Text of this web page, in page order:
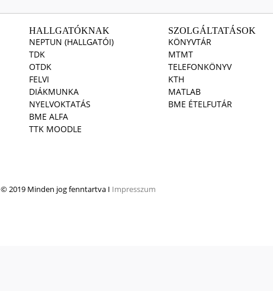
© 2019 Minden jog fenntartva I Impresszum
HALLGATÓKNAK
NEPTUN (HALLGATÓI)
TDK
OTDK
FELVI
DIÁKMUNKA
NYELVOKTATÁS
BME ALFA
TTK MOODLE
SZOLGÁLTATÁSOK
KÖNYVTÁR
MTMT
TELEFONKÖNYV
KTH
MATLAB
BME ÉTELFUTÁR